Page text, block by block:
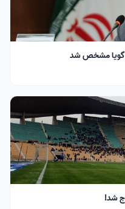
مشخص شد
شد!